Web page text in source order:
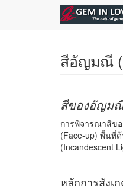
ข้ามไปยังเนื้อหาหลัก
สีอัญมณี
สีของอัญม
การพิจารณาสีข
(Face-up) พื้นที่
(Incandescent
หลักการสังเ